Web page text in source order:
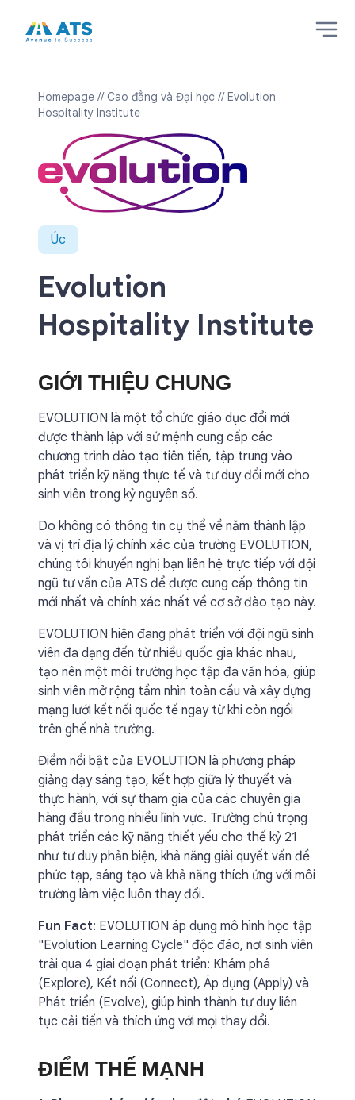
Homepage // Cao đẳng và Đại học // Evolution
Hospitality Institute
Úc
Evolution
Hospitality Institute
GIỚI THIỆU CHUNG
EVOLUTION là một tổ chức giáo dục đổi mới
được thành lập với sứ mệnh cung cấp các
chương trình đào tạo tiên tiến, tập trung vào
phát triển kỹ năng thực tế và tư duy đổi mới cho
sinh viên trong kỷ nguyên số.
Do không có thông tin cụ thể về năm thành lập
và vị trí địa lý chính xác của trường EVOLUTION,
chúng tôi khuyến nghị bạn liên hệ trực tiếp với đội
ngũ tư vấn của ATS để được cung cấp thông tin
mới nhất và chính xác nhất về cơ sở đào tạo này.
EVOLUTION hiện đang phát triển với đội ngũ sinh
viên đa dạng đến từ nhiều quốc gia khác nhau,
tạo nên một môi trường học tập đa văn hóa, giúp
sinh viên mở rộng tầm nhìn toàn cầu và xây dựng
mạng lưới kết nối quốc tế ngay từ khi còn ngồi
trên ghế nhà trường.
Điểm nổi bật của EVOLUTION là phương pháp
giảng dạy sáng tạo, kết hợp giữa lý thuyết và
thực hành, với sự tham gia của các chuyên gia
hàng đầu trong nhiều lĩnh vực. Trường chú trọng
phát triển các kỹ năng thiết yếu cho thế kỷ 21
như tư duy phản biện, khả năng giải quyết vấn đề
phức tạp, sáng tạo và khả năng thích ứng với môi
trường làm việc luôn thay đổi.
Fun Fact: EVOLUTION áp dụng mô hình học tập
"Evolution Learning Cycle" độc đáo, nơi sinh viên
trải qua 4 giai đoạn phát triển: Khám phá
(Explore), Kết nối (Connect), Áp dụng (Apply) và
Phát triển (Evolve), giúp hình thành tư duy liên
tục cải tiến và thích ứng với mọi thay đổi.
ĐIỂM THẾ MẠNH